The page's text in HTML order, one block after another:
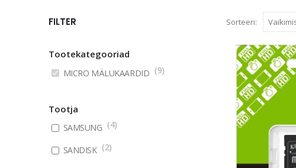
Sorteeri:
FILTER
Tootekategooriad
MICRO MÄLUKAARDID (9)
Tootja
SAMSUNG (4)
SANDISK (2)